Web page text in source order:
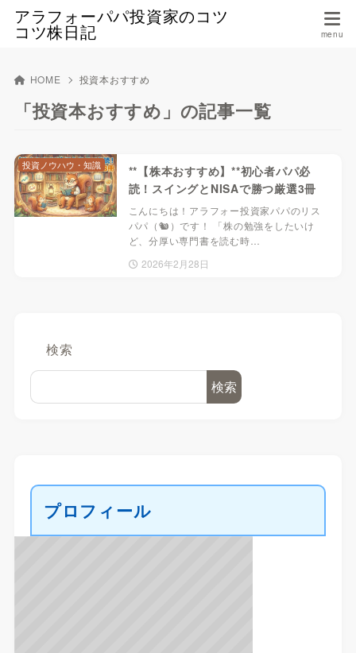
アラフォーパパ投資家のコツ
コツ株日記
HOME 投資本おすすめ
「投資本おすすめ」の記事一覧
**【株本おすすめ】**初心者パパ必
読！スイングとNISAで勝つ厳選3冊
こんにちは！アラフォー投資家パパのリス
パパ（🐿️）です！ 「株の勉強をしたいけ
ど、分厚い専門書を読む時…
2026年2月28日
投資ノウハウ・知識
検索
検索
プロフィール